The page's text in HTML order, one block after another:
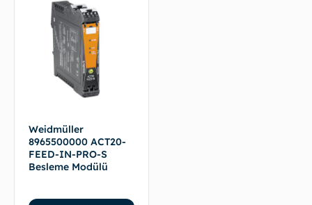
Weidmüller
8965500000 ACT20-
FEED-IN-PRO-S
Besleme Modülü